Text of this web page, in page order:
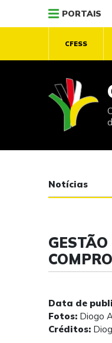
PORTAIS
CFESS
Notícias
Data de
Fotos: Diogo
Créditos: